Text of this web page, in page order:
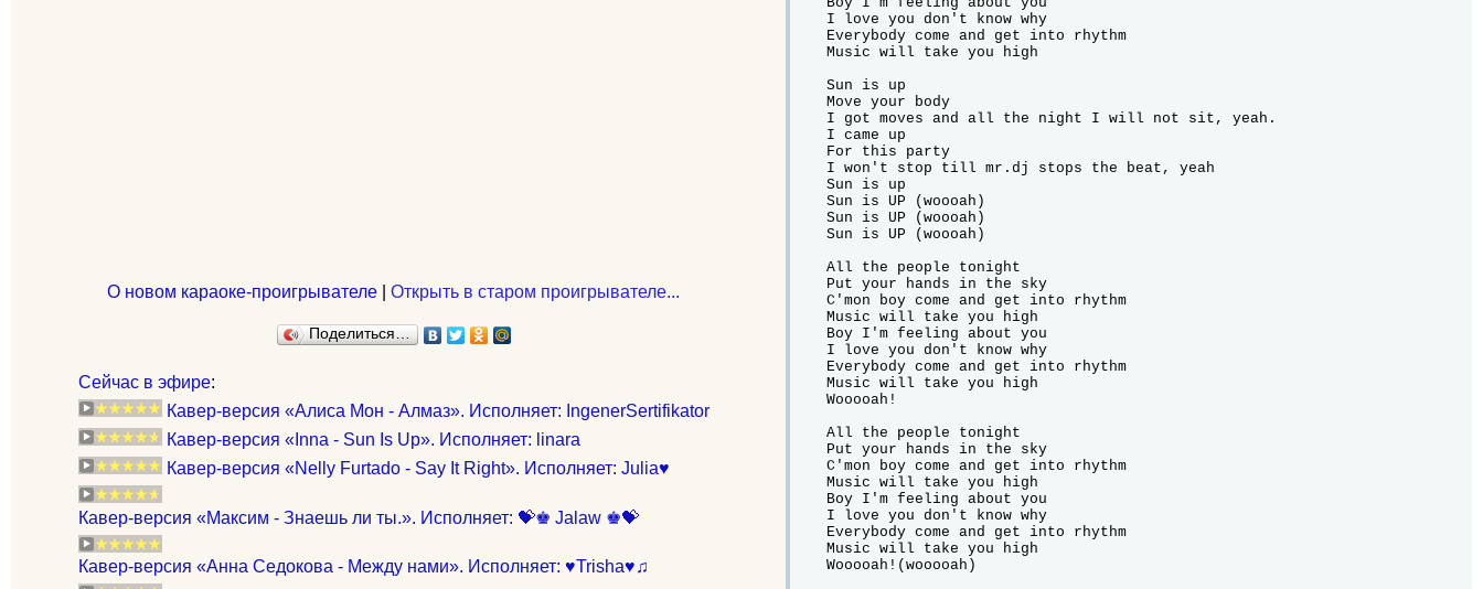
О новом караоке-проигрывателе |Открыть в старом проигрывателе...
Поделиться…
Сейчас в эфире:
Кавер-версия «Алиса Мон - Алмаз». Исполняет: IngenerSertifikator
Кавер-версия «Inna - Sun Is Up». Исполняет: linara
Кавер-версия «Nelly Furtado - Say It Right». Исполняет: Julia♥
Кавер-версия «Максим - Знаешь ли ты.». Исполняет: 💝♚ Jalaw ♚💝
Кавер-версия «Анна Седокова - Между нами». Исполняет: ♥Trisha♥♫
I love you don't know why
Everybody come and get into rhythm
Music will take you high
Sun is up
Move your body
I got moves and all the night I will not sit, yeah.
I came up
For this party
I won't stop till mr.dj stops the beat, yeah
Sun is up
Sun is UP (woooah)
Sun is UP (woooah)
Sun is UP (woooah)
All the people tonight
Put your hands in the sky
C'mon boy come and get into rhythm
Music will take you high
Boy I'm feeling about you
I love you don't know why
Everybody come and get into rhythm
Music will take you high
Wooooah!
All the people tonight
Put your hands in the sky
C'mon boy come and get into rhythm
Music will take you high
Boy I'm feeling about you
I love you don't know why
Everybody come and get into rhythm
Music will take you high
Wooooah!(wooooah)